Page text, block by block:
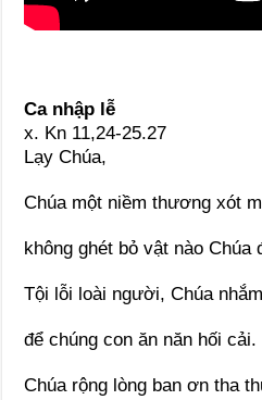
Ca nhập lễ
x. Kn 11,24-25.27
Lạy Chúa,
Chúa một niềm thương xót
không ghét bỏ vật nào Chúa
Tội lỗi loài người, Chúa
để chúng con ăn năn hối cải.
Chúa rộng lòng ban ơn tha